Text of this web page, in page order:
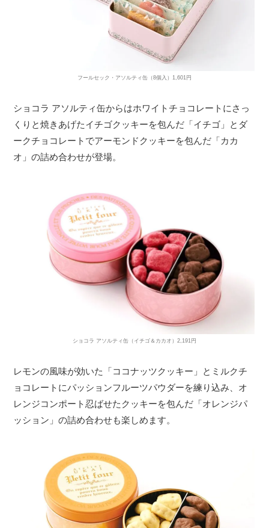
フールセック・アソルティ缶（8個入）1,601円
ショコラ アソルティ缶からはホワイトチョコレートにさっ
くりと焼きあげたイチゴクッキーを包んだ「イチゴ」とダ
ークチョコレートでアーモンドクッキーを包んだ「カカ
オ」の詰め合わせが登場。
ショコラ アソルティ缶（イチゴ＆カカオ）2,191円
レモンの風味が効いた「ココナッツクッキー」とミルクチ
ョコレートにパッションフルーツパウダーを練り込み、オ
レンジコンポート忍ばせたクッキーを包んだ「オレンジパ
ッション」の詰め合わせも楽しめます。